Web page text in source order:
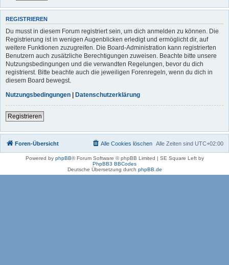
REGISTRIEREN
Du musst in diesem Forum registriert sein, um dich anmelden zu können. Die
Registrierung ist in wenigen Augenblicken erledigt und ermöglicht dir, auf
weitere Funktionen zuzugreifen. Die Board-Administration kann registrierten
Benutzern auch zusätzliche Berechtigungen zuweisen. Beachte bitte unsere
Nutzungsbedingungen und die verwandten Regelungen, bevor du dich
registrierst. Bitte beachte auch die jeweiligen Forenregeln, wenn du dich in
diesem Board bewegst.
Nutzungsbedingungen | Datenschutzerklärung
Registrieren
Foren-Übersicht Alle Zeiten sind UTC+02:00
Alle Cookies löschen
Powered by phpBB® Forum Software © phpBB Limited | SE Square Left by
PhpBB3 BBCodes
Deutsche Übersetzung durch phpBB.de